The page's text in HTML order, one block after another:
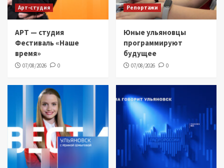
Арт-студия
АРТ — студия
Фестиваль «Наше
время»
07/08/2026 0
Репортажи
Юные ульяновцы
программируют
будущее
07/08/2026 0